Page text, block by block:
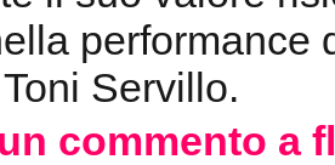
performance
Servillo.
commento a